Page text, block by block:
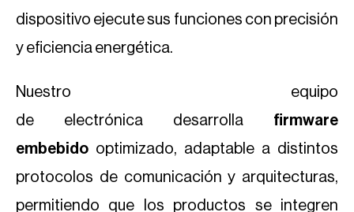
dispositivo ejecute sus funciones con precisión
y eficiencia energética.
Nuestro equipo
de electrónica desarrolla firmware
embebido optimizado, adaptable a distintos
protocolos de comunicación y arquitecturas,
permitiendo que los productos se integren